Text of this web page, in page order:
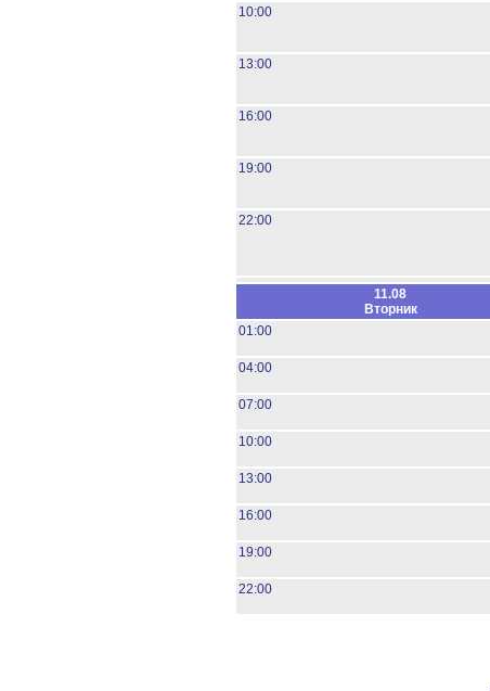
10:00
13:00
16:00
19:00
22:00
11.08
Вторник
01:00
04:00
07:00
10:00
13:00
16:00
19:00
22:00